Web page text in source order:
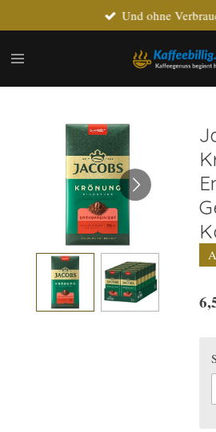
Hauptinhalt
springen
Und ohne